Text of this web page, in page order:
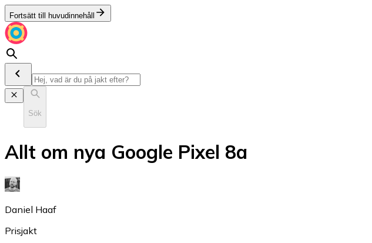
Fortsätt till huvudinnehåll
Sök
Allt om nya Google Pixel 8a
Daniel Haaf
Prisjakt